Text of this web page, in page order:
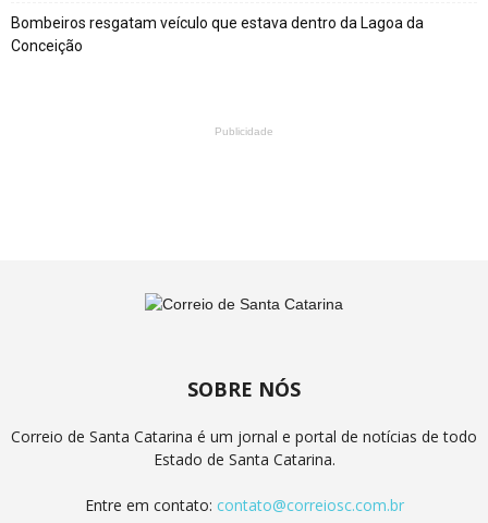
Bombeiros resgatam veículo que estava dentro da Lagoa da
Conceição
Publicidade
SOBRE NÓS
Correio de Santa Catarina é um jornal e portal de notícias de todo
Estado de Santa Catarina.
Entre em contato: contato@correiosc.com.br